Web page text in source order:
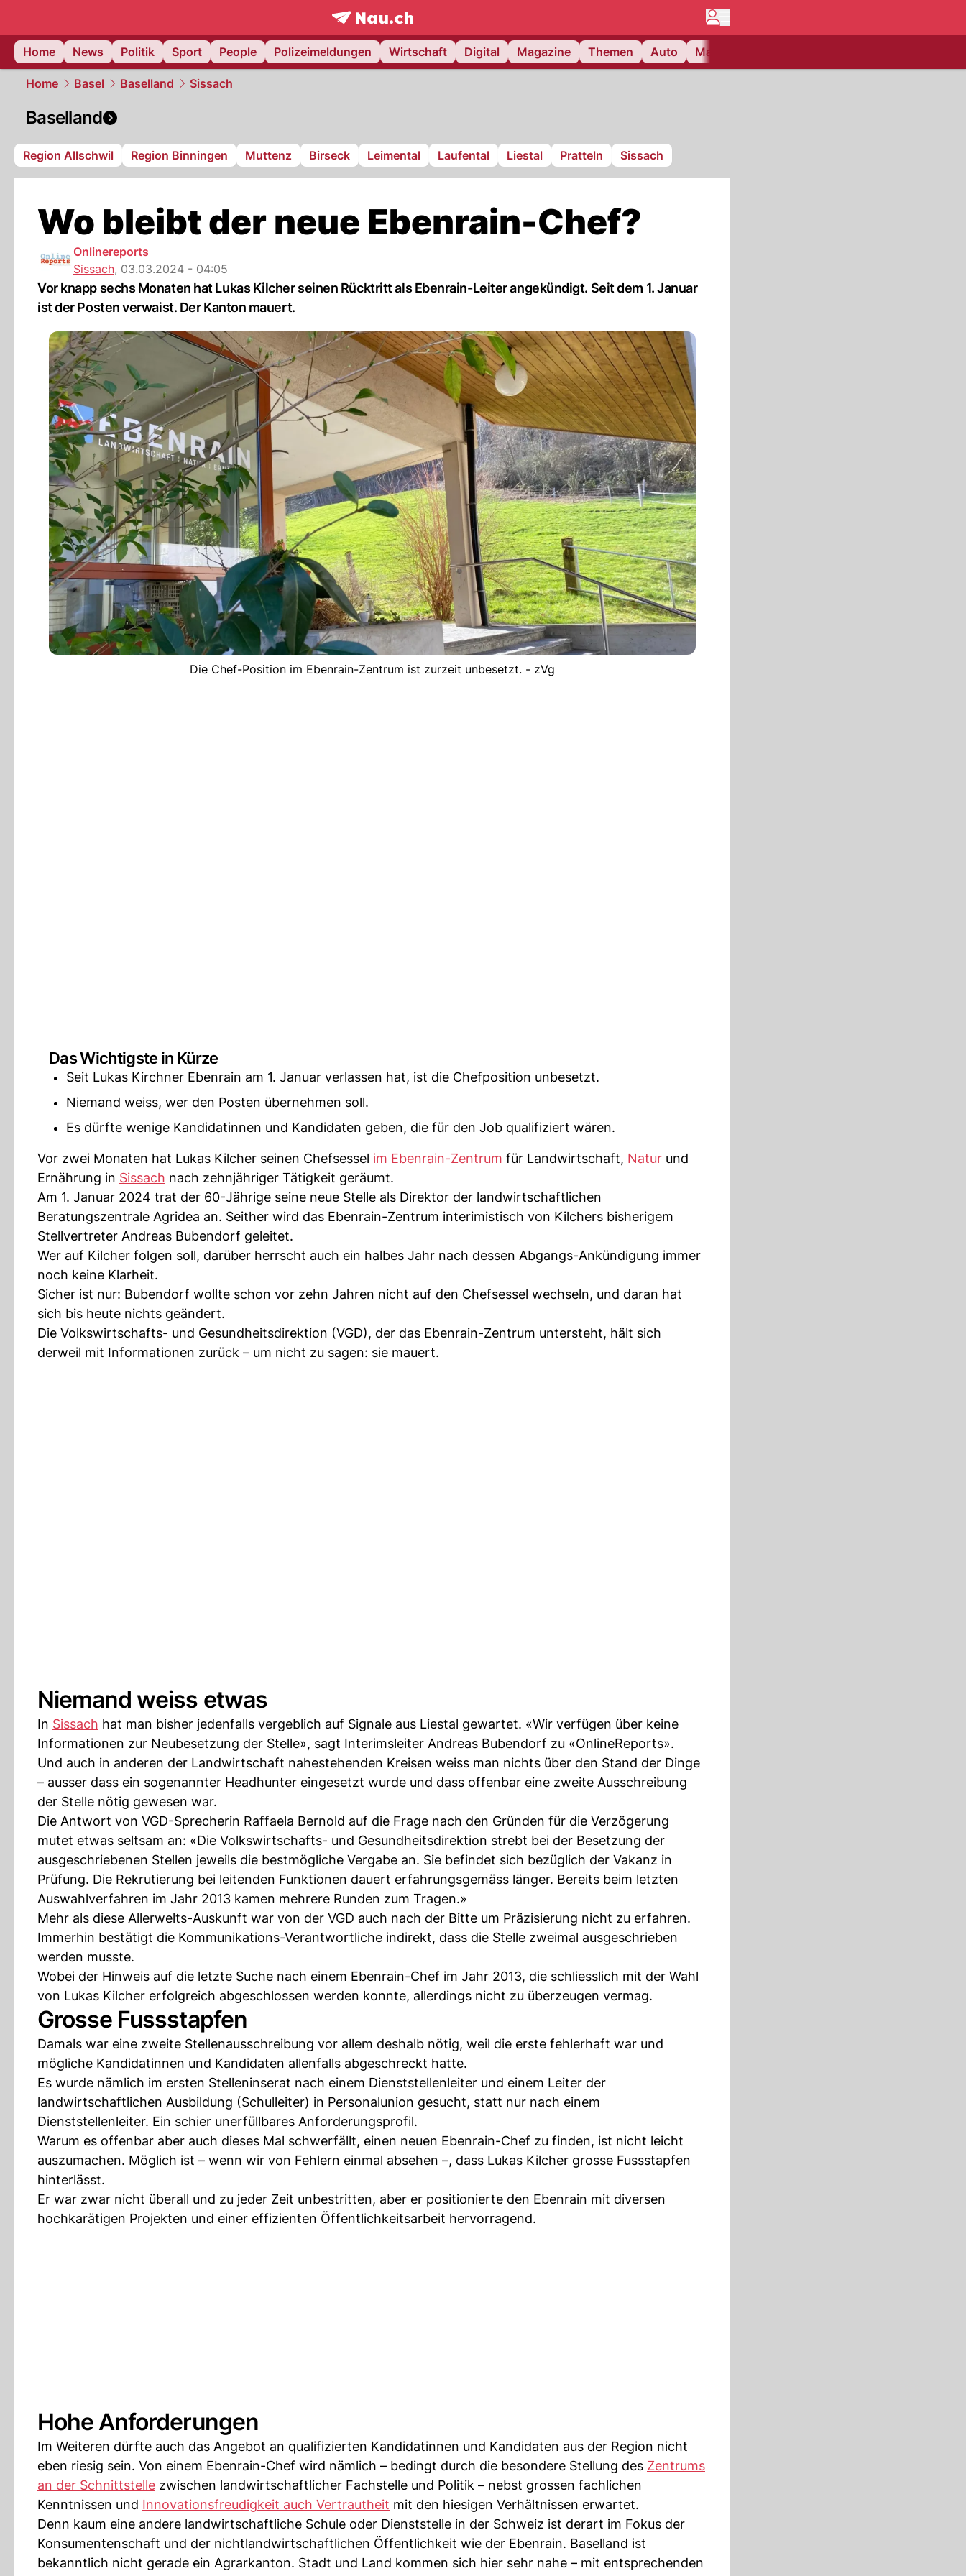
frontpage.NAU.ch
Home
News Politik Sport People Polizeimeldungen Wirtschaft Digital Magazine Themen Auto Matchcenter
Home Basel Baselland Sissach
Baselland
Region Allschwil Region Binningen Muttenz Birseck Leimental Laufental Liestal Pratteln Sissach
Wo bleibt der neue Ebenrain-Chef?
Onlinereports
Sissach, 03.03.2024 - 04:05
Vor knapp sechs Monaten hat Lukas Kilcher seinen Rücktritt als Ebenrain-Leiter angekündigt. Seit dem 1. Januar
ist der Posten verwaist. Der Kanton mauert.
Die Chef-Position im Ebenrain-Zentrum ist zurzeit unbesetzt. - zVg
Das Wichtigste in Kürze
Seit Lukas Kirchner Ebenrain am 1. Januar verlassen hat, ist die Chefposition unbesetzt.
Niemand weiss, wer den Posten übernehmen soll.
Es dürfte wenige Kandidatinnen und Kandidaten geben, die für den Job qualifiziert wären.
Vor zwei Monaten hat Lukas Kilcher seinen Chefsessel im Ebenrain-Zentrum für Landwirtschaft, Natur und
Ernährung in Sissach nach zehnjähriger Tätigkeit geräumt.
Am 1. Januar 2024 trat der 60-Jährige seine neue Stelle als Direktor der landwirtschaftlichen
Beratungszentrale Agridea an. Seither wird das Ebenrain-Zentrum interimistisch von Kilchers bisherigem
Stellvertreter Andreas Bubendorf geleitet.
Wer auf Kilcher folgen soll, darüber herrscht auch ein halbes Jahr nach dessen Abgangs-Ankündigung immer
noch keine Klarheit.
Sicher ist nur: Bubendorf wollte schon vor zehn Jahren nicht auf den Chefsessel wechseln, und daran hat
sich bis heute nichts geändert.
Die Volkswirtschafts- und Gesundheitsdirektion (VGD), der das Ebenrain-Zentrum untersteht, hält sich
derweil mit Informationen zurück – um nicht zu sagen: sie mauert.
Niemand weiss etwas
In Sissach hat man bisher jedenfalls vergeblich auf Signale aus Liestal gewartet. «Wir verfügen über keine
Informationen zur Neubesetzung der Stelle», sagt Interimsleiter Andreas Bubendorf zu «OnlineReports».
Und auch in anderen der Landwirtschaft nahestehenden Kreisen weiss man nichts über den Stand der Dinge
– ausser dass ein sogenannter Headhunter eingesetzt wurde und dass offenbar eine zweite Ausschreibung
der Stelle nötig gewesen war.
Die Antwort von VGD-Sprecherin Raffaela Bernold auf die Frage nach den Gründen für die Verzögerung
mutet etwas seltsam an: «Die Volkswirtschafts- und Gesundheitsdirektion strebt bei der Besetzung der
ausgeschriebenen Stellen jeweils die bestmögliche Vergabe an. Sie befindet sich bezüglich der Vakanz in
Prüfung. Die Rekrutierung bei leitenden Funktionen dauert erfahrungsgemäss länger. Bereits beim letzten
Auswahlverfahren im Jahr 2013 kamen mehrere Runden zum Tragen.»
Mehr als diese Allerwelts-Auskunft war von der VGD auch nach der Bitte um Präzisierung nicht zu erfahren.
Immerhin bestätigt die Kommunikations-Verantwortliche indirekt, dass die Stelle zweimal ausgeschrieben
werden musste.
Wobei der Hinweis auf die letzte Suche nach einem Ebenrain-Chef im Jahr 2013, die schliesslich mit der Wahl
von Lukas Kilcher erfolgreich abgeschlossen werden konnte, allerdings nicht zu überzeugen vermag.
Grosse Fussstapfen
Damals war eine zweite Stellenausschreibung vor allem deshalb nötig, weil die erste fehlerhaft war und
mögliche Kandidatinnen und Kandidaten allenfalls abgeschreckt hatte.
Es wurde nämlich im ersten Stelleninserat nach einem Dienststellenleiter und einem Leiter der
landwirtschaftlichen Ausbildung (Schulleiter) in Personalunion gesucht, statt nur nach einem
Dienststellenleiter. Ein schier unerfüllbares Anforderungsprofil.
Warum es offenbar aber auch dieses Mal schwerfällt, einen neuen Ebenrain-Chef zu finden, ist nicht leicht
auszumachen. Möglich ist – wenn wir von Fehlern einmal absehen –, dass Lukas Kilcher grosse Fussstapfen
hinterlässt.
Er war zwar nicht überall und zu jeder Zeit unbestritten, aber er positionierte den Ebenrain mit diversen
hochkarätigen Projekten und einer effizienten Öffentlichkeitsarbeit hervorragend.
Hohe Anforderungen
Im Weiteren dürfte auch das Angebot an qualifizierten Kandidatinnen und Kandidaten aus der Region nicht
eben riesig sein. Von einem Ebenrain-Chef wird nämlich – bedingt durch die besondere Stellung des Zentrums
an der Schnittstelle zwischen landwirtschaftlicher Fachstelle und Politik – nebst grossen fachlichen
Kenntnissen und Innovationsfreudigkeit auch Vertrautheit mit den hiesigen Verhältnissen erwartet.
Denn kaum eine andere landwirtschaftliche Schule oder Dienststelle in der Schweiz ist derart im Fokus der
Konsumentenschaft und der nichtlandwirtschaftlichen Öffentlichkeit wie der Ebenrain. Baselland ist
bekanntlich nicht gerade ein Agrarkanton. Stadt und Land kommen sich hier sehr nahe – mit entsprechenden